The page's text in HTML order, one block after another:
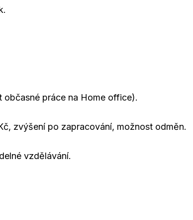
občasné práce na Home office).
zvýšení po zapracování, možnost odměn.
vzdělávání.